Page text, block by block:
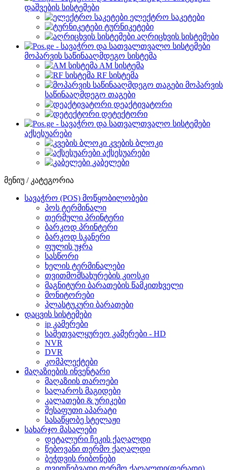
დაშვების სისტემები
ელექტრო საკეტები
ტურნიკეტები
აღრიცხვის სისტემები
მოპარვის საწინააღმდეგო სისტემა
AM სისტემა
RF სისტემა
მოპარვის
საწინააღმდეგო თაგები
დეაქტივატორი
დეტექტორი
აქსესუარები
კვების ბლოკი
აქსესუარები
კაბელები
მენიუ / კატეგორია
სავაჭრო (POS) მოწყობილობები
პოს ტერმინალი
თერმული პრინტერი
ბარკოდ პრინტერი
ბარკოდ სკანერი
ფულის უჯრა
სასწორი
ხელის ტერმინალები
თვითმომსახურების კიოსკი
მაგნიტური ბარათების წამკითხველი
მონიტორები
პლასტუკური ბარათები
დაცვის სისტემები
ip კამერები
სამეთვალყურეო კამერები - HD
NVR
DVR
კომპლექტები
მაღაზიების ინვენტარი
მაღაზიის თაროები
სალაროს მაგიდები
კალათები & ურიკები
შესაფუთი აპარატი
სასაწყობე სტელაჟი
სახარჯო მასალები
დეტალური ჩეკის ქაღალდი
წებოვანი თერმო ქაღალდი
ბეჭდვის რიბონები
თვითწებვადი თერმო ქაღალდი(ფერადი)